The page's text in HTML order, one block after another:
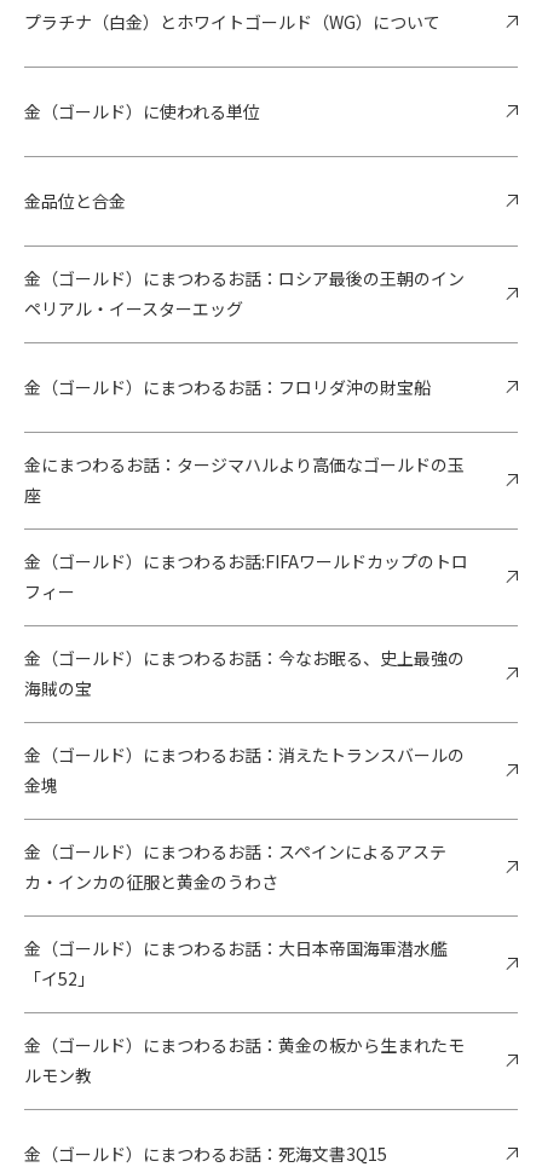
プラチナ（白金）とホワイトゴールド（WG）について
金（ゴールド）に使われる単位
金品位と合金
金（ゴールド）にまつわるお話：ロシア最後の王朝のイン
ペリアル・イースターエッグ
金（ゴールド）にまつわるお話：フロリダ沖の財宝船
金にまつわるお話：タージマハルより高価なゴールドの玉
座
金（ゴールド）にまつわるお話:FIFAワールドカップのトロ
フィー
金（ゴールド）にまつわるお話：今なお眠る、史上最強の
海賊の宝
金（ゴールド）にまつわるお話：消えたトランスバールの
金塊
金（ゴールド）にまつわるお話：スペインによるアステ
カ・インカの征服と黄金のうわさ
金（ゴールド）にまつわるお話：大日本帝国海軍潜水艦
「イ52」
金（ゴールド）にまつわるお話：黄金の板から生まれたモ
ルモン教
金（ゴールド）にまつわるお話：死海文書3Q15